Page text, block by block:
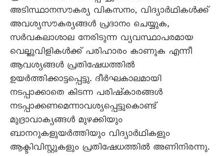
അടിസ്ഥാനസൗകര്യ വികസനം, വിദ്യാർഥികൾക്ക്‌
അവശ്യസൗകര്യങ്ങൾ പ്രദാനം ചെയ്യുക,
സർവകലാശാല നേരിടുന്ന വ്യവസ്ഥാപരമായ
വെല്ലുവിളികൾക്ക്‌ പരിഹാരം കാണുക എന്നീ
ആവശ്യങ്ങൾ പ്രതിഷേധത്തിൽ
ഉയർത്തിക്കാട്ടപ്പെട്ടു. ദീർഘകാലമായി
നടപ്പാക്കാതെ കിടന്ന പരിഷ്‌കാരങ്ങൾ
നടപ്പാക്കണമെന്നാവശ്യപ്പെട്ടുകൊണ്ട്‌
മുദ്രാവാക്യങ്ങൾ മുഴക്കിയും
ബാനറുകളുയർത്തിയും വിദ്യാർഥികളും
ആക്ടിവിസ്റ്റുകളും പ്രതിഷേധത്തിൽ അണിനിരന്നു.